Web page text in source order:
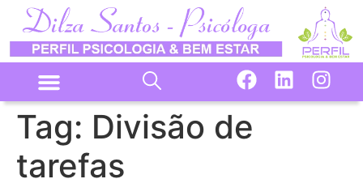
Tag: Divisão de
tarefas